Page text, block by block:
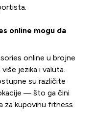
online mogu da
online u brojne
jezika i valuta.
su različite
— što ga čini
za kupovinu fitness